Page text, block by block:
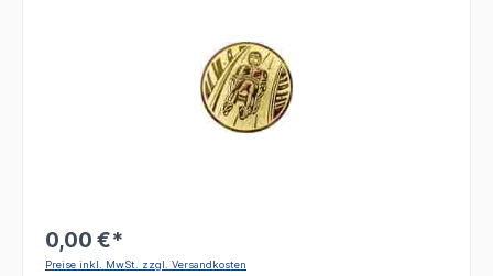
0,00 €*
Preise inkl. MwSt. zzgl. Versandkosten